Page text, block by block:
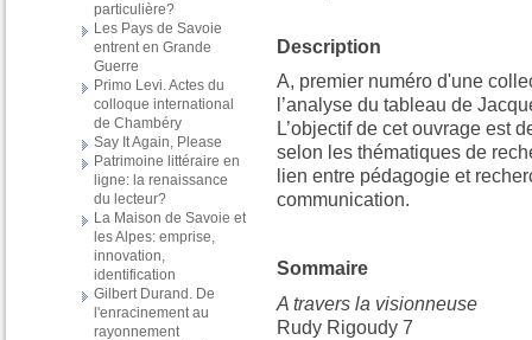
particulière?
Les Pays de Savoie
entrent en Grande
Guerre
Primo Levi. Actes du
colloque international
de Chambéry
Say It Again, Please
Patrimoine littéraire en
ligne: la renaissance
du lecteur?
La Maison de Savoie et
les Alpes: emprise,
innovation,
identification
Gilbert Durand. De
l'enracinement au
rayonnement
Description
A, premier numéro d'une
l’analyse du tableau de
L’objectif de cet ouvrage est
selon les thématiques de
lien entre pédagogie et
communication.
Sommaire
A travers la visionneuse
Rudy Rigoudy 7